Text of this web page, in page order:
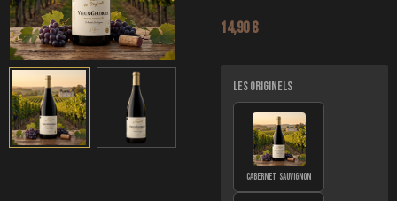
14,90 €
LES ORIGINELS
CABERNET SAUVIGNON